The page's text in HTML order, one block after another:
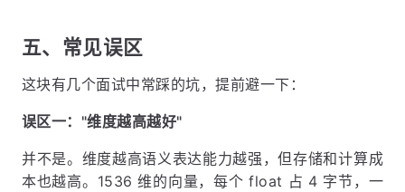
五、常见误区
这块有几个面试中常踩的坑，提前避一下：
误区一："维度越高越好"
并不是。维度越高语义表达能力越强，但存储和计算成
本也越高。1536 维的向量，每个 float 占 4 字节，一